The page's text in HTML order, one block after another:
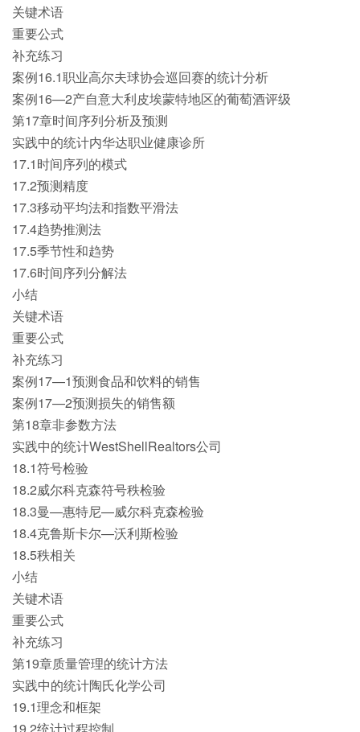
关键术语
重要公式
补充练习
案例16.1职业高尔夫球协会巡回赛的统计分析
案例16—2产自意大利皮埃蒙特地区的葡萄酒评级
第17章时间序列分析及预测
实践中的统计内华达职业健康诊所
17.1时间序列的模式
17.2预测精度
17.3移动平均法和指数平滑法
17.4趋势推测法
17.5季节性和趋势
17.6时间序列分解法
小结
关键术语
重要公式
补充练习
案例17—1预测食品和饮料的销售
案例17—2预测损失的销售额
第18章非参数方法
实践中的统计WestShellRealtors公司
18.1符号检验
18.2威尔科克森符号秩检验
18.3曼—惠特尼—威尔科克森检验
18.4克鲁斯卡尔—沃利斯检验
18.5秩相关
小结
关键术语
重要公式
补充练习
第19章质量管理的统计方法
实践中的统计陶氏化学公司
19.1理念和框架
19.2统计过程控制